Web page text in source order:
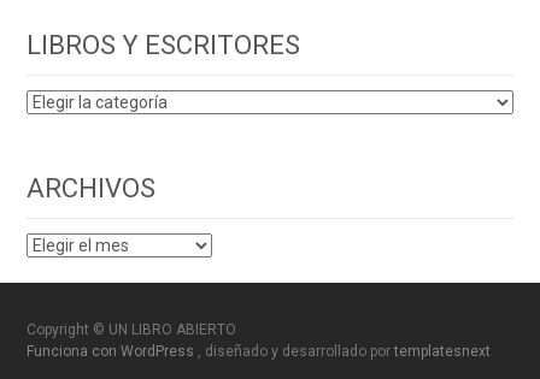
LIBROS Y ESCRITORES
LIBROS
ARCHIVOS
ARCHIVOS
Copyright © UN LIBRO ABIERTO
Funciona con WordPress , diseñado y desarrollado portemplatesnext